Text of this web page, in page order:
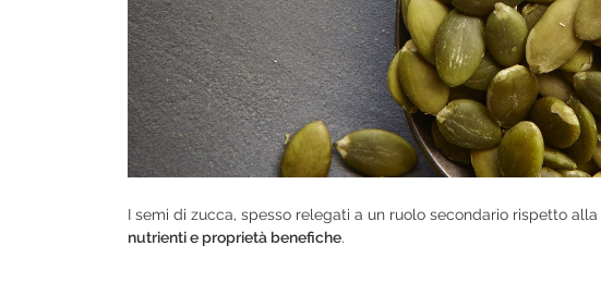
I semi di zucca, spesso relegati a un ruolo secondario rispetto
nutrienti e proprietà benefiche.